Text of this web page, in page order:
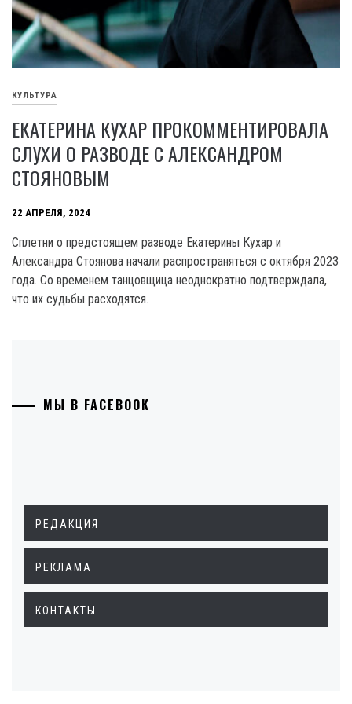
КУЛЬТУРА
ЕКАТЕРИНА КУХАР ПРОКОММЕНТИРОВАЛА
СЛУХИ О РАЗВОДЕ С АЛЕКСАНДРОМ
СТОЯНОВЫМ
22 АПРЕЛЯ, 2024
Сплетни о предстоящем разводе Екатерины Кухар и
Александра Стоянова начали распространяться с октября 2023
года. Со временем танцовщица неоднократно подтверждала,
что их судьбы расходятся.
МЫ В FACEBOOK
РЕДАКЦИЯ
РЕКЛАМА
КОНТАКТЫ